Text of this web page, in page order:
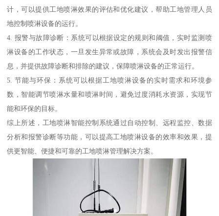
计，可以提供工地喷淋效果的评估和优化建议，帮助工地管理人员
地控制喷淋设备的运行。
4. 报警与故障诊断：系统可以根据设定的规则和阈值，实时监测喷
淋设备的工作状态，一旦发生异常或故障，系统会及时发出报警信
息，并提供故障诊断和排除的建议，保障喷淋设备的正常运行。
5. 节能与环保：系统可以根据工地喷淋设备的实时需求和环境参
数，智能调节喷淋水量和喷淋时间，避免过度消耗水资源，实现节
能和环保的目标。
综上所述，工地喷淋智能控制系统通过自动控制、远程监控、数据
分析和报警诊断等功能，可以提高工地喷淋设备的效率和效果，提
供更智能、便捷和可靠的工地喷淋管理解决方案。